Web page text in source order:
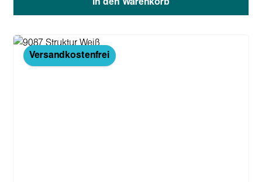
In den Warenkorb
Versandkostenfrei